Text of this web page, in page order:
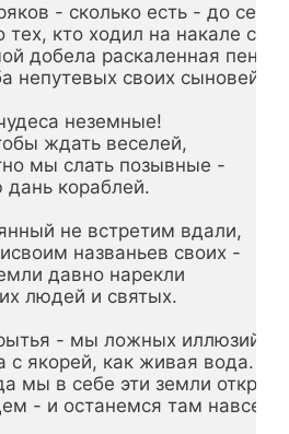
- сколько есть - до
тех, кто ходил на накале
добела раскаленная пена,
непутевых своих сыновей.
чудеса неземные!
ждать веселей,
мы слать позывные -
дань кораблей.
не встретим вдали,
названьев своих -
давно нарекли
людей и святых.
- мы ложных иллюзий
с якорей, как живая вода.
мы в себе эти земли
- и останемся там